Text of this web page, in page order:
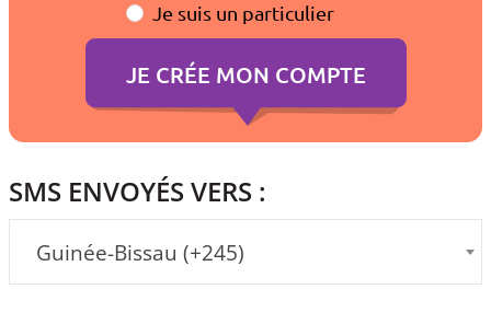
SMS ENVOYÉS VERS :
Guinée-Bissau (+245)
Je suis un particulier